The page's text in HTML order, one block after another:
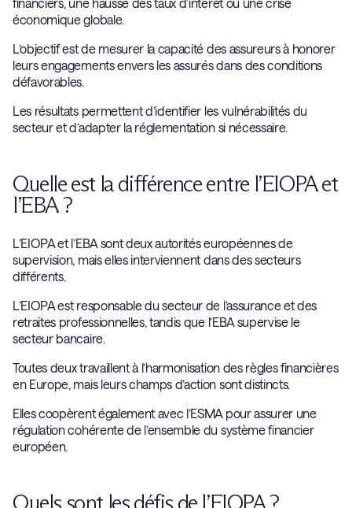
économique globale.
L’objectif est de mesurer la capacité des assureurs à honorer
leurs engagements envers les assurés dans des conditions
défavorables.
Les résultats permettent d’identifier les vulnérabilités du
secteur et d’adapter la réglementation si nécessaire.
Quelle est la différence entre l’EIOPA et
l’EBA ?
L’EIOPA et l’EBA sont deux autorités européennes de
supervision, mais elles interviennent dans des secteurs
différents.
L’EIOPA est responsable du secteur de l’assurance et des
retraites professionnelles, tandis que l’EBA supervise le
secteur bancaire.
Toutes deux travaillent à l’harmonisation des règles financières
en Europe, mais leurs champs d’action sont distincts.
Elles coopèrent également avec l’ESMA pour assurer une
régulation cohérente de l’ensemble du système financier
européen.
Quels sont les défis de l’EIOPA ?